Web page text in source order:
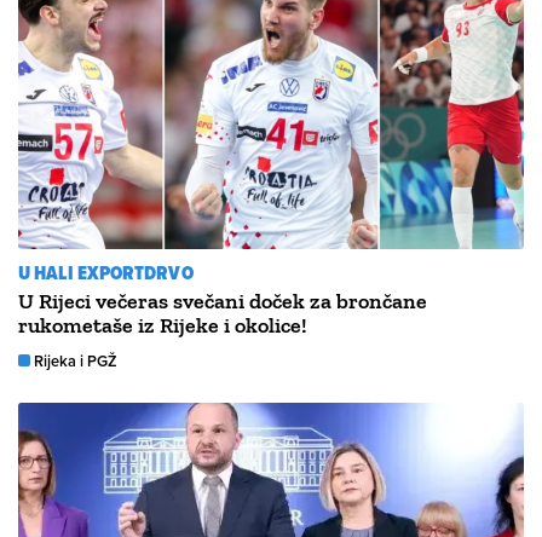
U HALI EXPORTDRVO
U Rijeci večeras svečani doček za brončane
rukometaše iz Rijeke i okolice!
Rijeka i PGŽ